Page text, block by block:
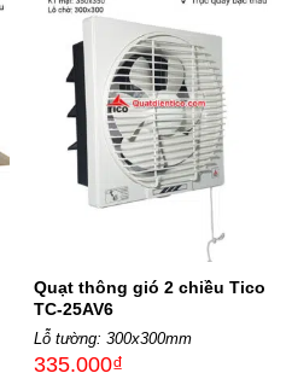
Quạt thông gió 2 chiều Tico
TC-25AV6
Lỗ tường: 300x300mm
335.000₫